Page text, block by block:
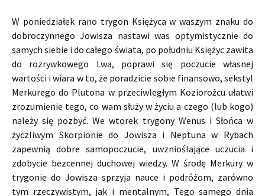
W poniedziałek rano trygon Księżyca w waszym znaku do
dobroczynnego Jowisza nastawi was optymistycznie do
samych siebie i do całego świata, po południu Księżyc zawita
do rozrywkowego Lwa, poprawi się poczucie własnej
wartości i wiara w to, że poradzicie sobie finansowo, sekstyl
Merkurego do Plutona w przeciwległym Koziorożcu ułatwi
zrozumienie tego, co wam służy w życiu a czego (lub kogo)
należy się pozbyć. We wtorek trygony Wenus i Słońca w
życzliwym Skorpionie do Jowisza i Neptuna w Rybach
zapewnią dobre samopoczucie, uwznioślające uczucia i
zdobycie bezcennej duchowej wiedzy. W środę Merkury w
trygonie do Jowisza sprzyja nauce i podróżom, zarówno
tym rzeczywistym, jak i mentalnym, Tego samego dnia